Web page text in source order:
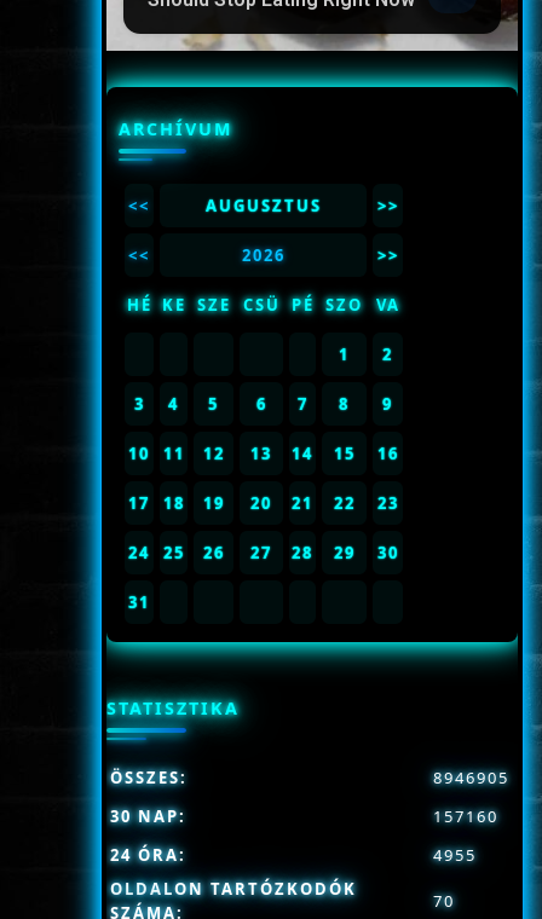
ARCHÍVUM
<< AUGUSZTUS >>
<< 2026 >>
HÉ KE SZE CSÜ PÉ SZO VA
1 2
3 4 5 6 7 8 9
10 11 12 13 14 15 16
17 18 19 20 21 22 23
24 25 26 27 28 29 30
31
STATISZTIKA
OLDALON TARTÓZKODÓK
SZÁMA:
70
ÖSSZES:
8946905
30 NAP:
157160
24 ÓRA:
4955